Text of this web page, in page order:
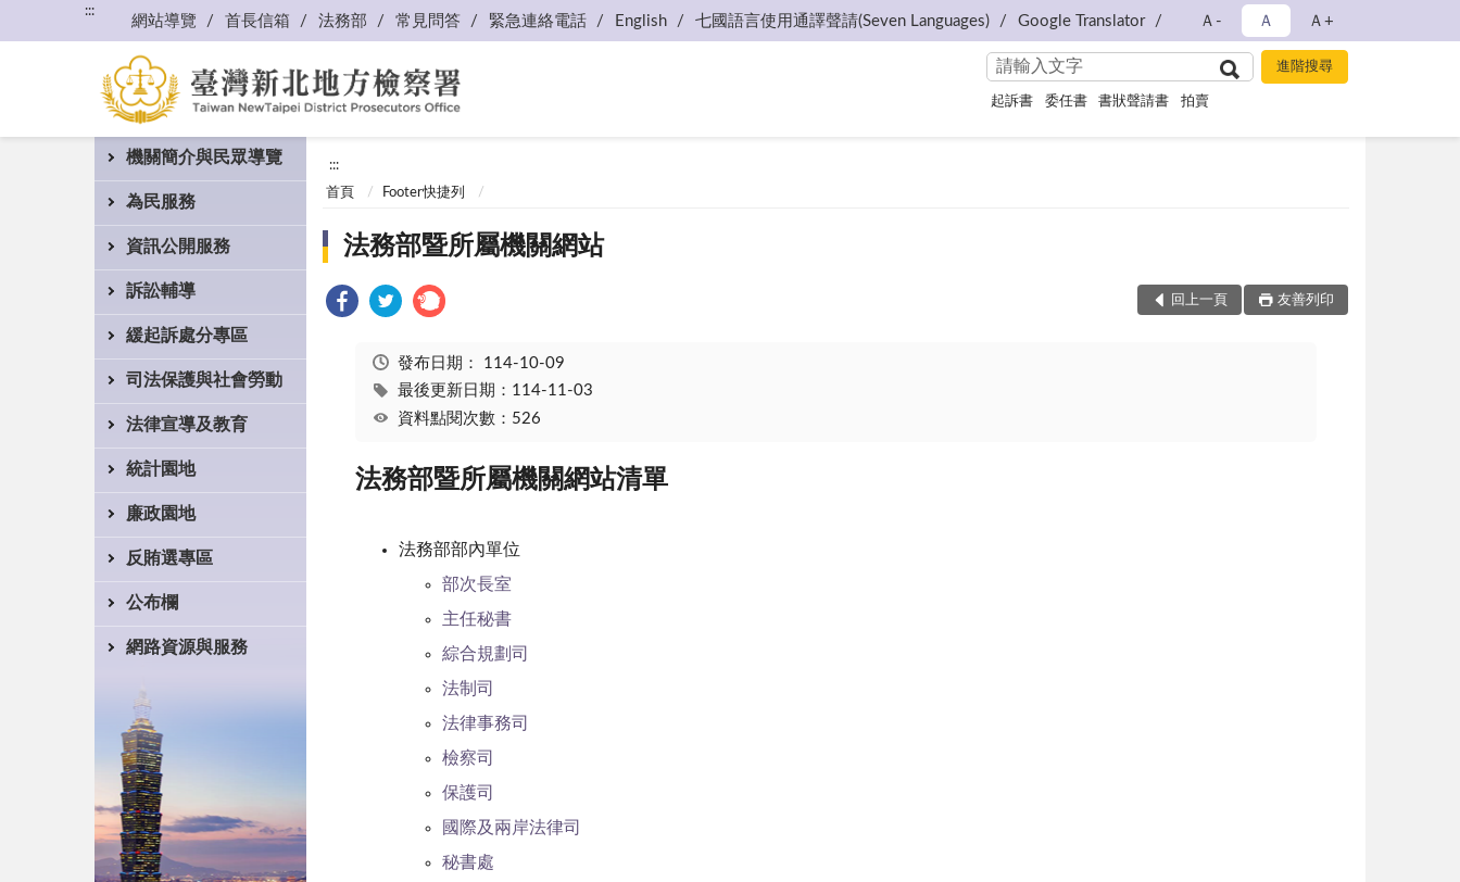
:::
網站導覽 首長信箱 法務部 常見問答 緊急連絡電話 English 七國語言使用通譯聲請(Seven Languages) Google Translator Ａ- Ａ Ａ+
起訴書 委任書 書狀聲請書 拍賣
機關簡介與民眾導覽
為民服務
資訊公開服務
訴訟輔導
緩起訴處分專區
司法保護與社會勞動
法律宣導及教育
統計園地
廉政園地
反賄選專區
公布欄
網路資源與服務
:::
首頁 Footer快捷列
法務部暨所屬機關網站
回上一頁 友善列印
發布日期： 114-10-09
最後更新日期：114-11-03
資料點閱次數：526
法務部暨所屬機關網站清單
法務部部內單位
部次長室
主任秘書
綜合規劃司
法制司
法律事務司
檢察司
保護司
國際及兩岸法律司
秘書處